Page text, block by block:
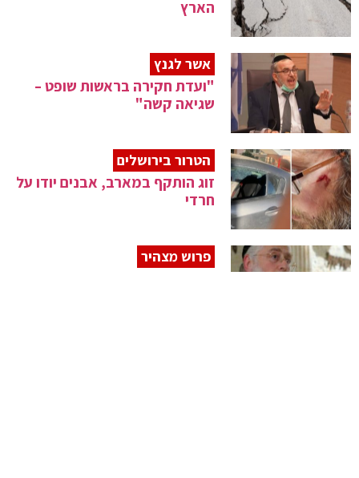
הארץ
אשר לגנץ
"ועדת חקירה בראשות שופט –
שגיאה קשה"
הטרור בירושלים
זוג הותקף במארב, אבנים יודו על
חרדי
פרוש מצהיר